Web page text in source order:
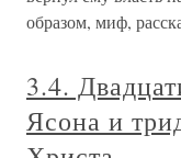
образом, миф,
3.4.
Ясона и